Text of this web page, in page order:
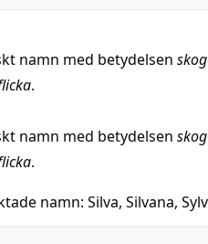
namn med betydelsen skog
.
namn med betydelsen skog
.
namn: Silva, Silvana,